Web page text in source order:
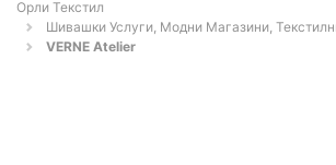
Орли Текстил
Шивашки Услуги, Модни Магазини,
VERNE Atelier